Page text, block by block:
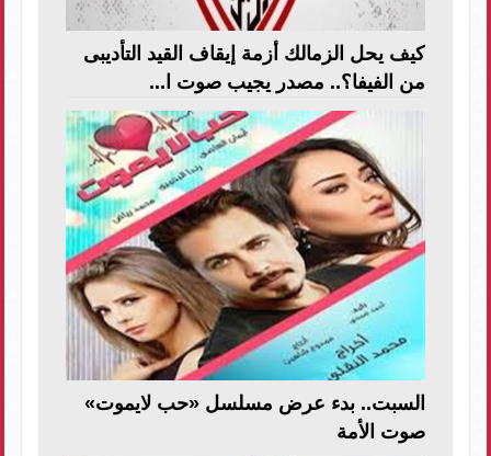
كيف يحل الزمالك أزمة إيقاف القيد التأديبى
من الفيفا؟.. مصدر يجيب صوت ا...
السبت.. بدء عرض مسلسل «حب لايموت»
صوت الأمة